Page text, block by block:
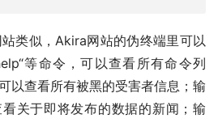
类似，Akira网站的伪终端里可以
等命令，可以查看所有命令列
以查看所有被黑的受害者信息；输
看关于即将发布的数据的新闻；输